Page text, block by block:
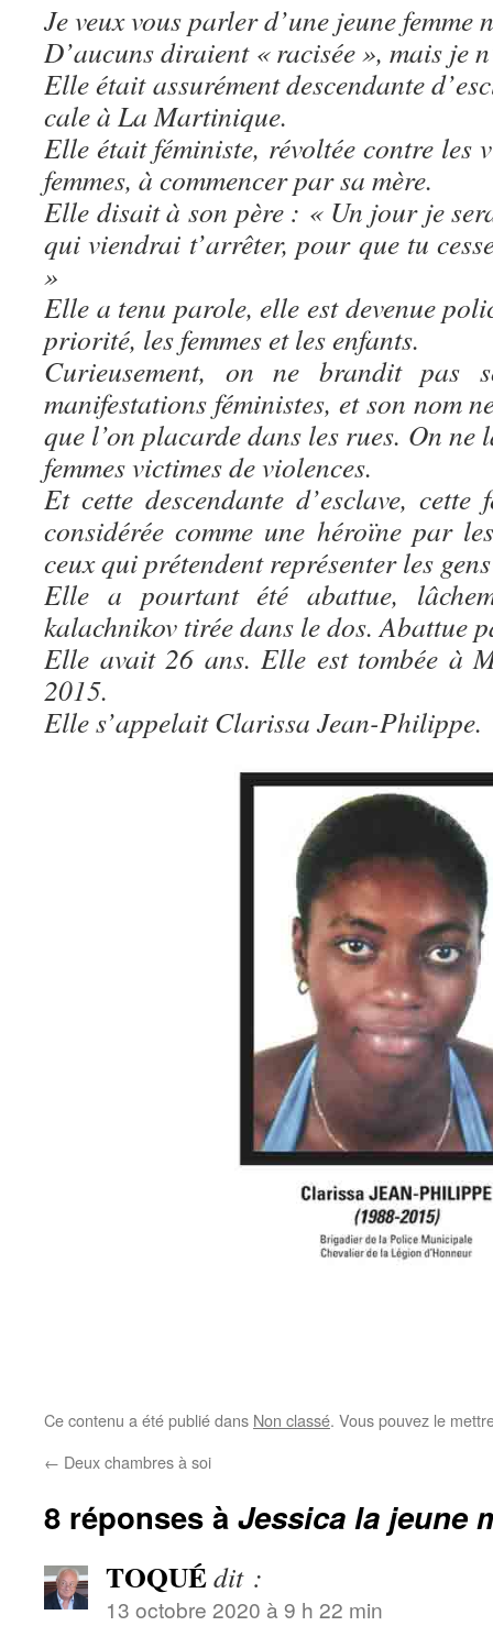
Je veux vous parler d’une jeune femme
D’aucuns diraient « racisée », mais je
Elle était assurément descendante
cale à La Martinique.
Elle était féministe, révoltée contre les
femmes, à commencer par sa mère.
Elle disait à son père : « Un jour je
qui viendrai t’arrêter, pour que tu
»
Elle a tenu parole, elle est devenue
priorité, les femmes et les enfants.
Curieusement, on ne brandit pas
manifestations féministes, et son nom
que l’on placarde dans les rues. On ne
femmes victimes de violences.
Et cette descendante d’esclave, cette
considérée comme une héroïne par
ceux qui prétendent représenter les
Elle a pourtant été abattue,
kalachnikov tirée dans le dos. Abattue
Elle avait 26 ans. Elle est tombée à
2015.
Elle s’appelait Clarissa Jean-Philippe.
Ce contenu a été publié dans Non classé. Vous pouvez le
← Deux chambres à soi
8 réponses à Jessica la jeune
TOQUÉdit :
13 octobre 2020 à 9 h 22 min